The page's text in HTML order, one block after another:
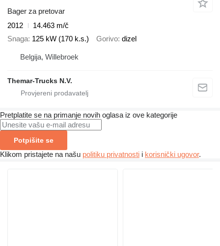
Bager za pretovar
2012
14.463 m/č
Snaga 125 kW (170 k.s.) Gorivo dizel
Belgija, Willebroek
Themar-Trucks N.V.
Pretplatite se na primanje novih oglasa iz ove kategorije
Potpišite se
Klikom pristajete na našu politiku privatnosti i korisnički ugovor.